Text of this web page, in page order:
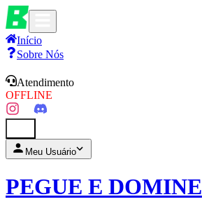
Início
Sobre Nós
Atendimento
OFFLINE
Meu Usuário
PEGUE E DOMINE